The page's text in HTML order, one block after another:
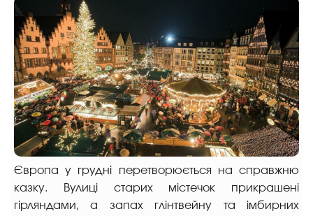
Європа у грудні перетворюється на справжню
казку. Вулиці старих містечок прикрашені
гірляндами, а запах глінтвейну та імбирних